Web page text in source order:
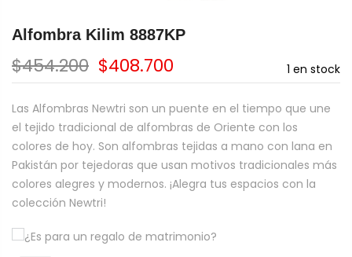
Alfombra Kilim 8887KP
1 en stock
$454.200 $408.700
Las Alfombras Newtri son un puente en el tiempo que une
el tejido tradicional de alfombras de Oriente con los
colores de hoy. Son alfombras tejidas a mano con lana en
Pakistán por tejedoras que usan motivos tradicionales más
colores alegres y modernos. ¡Alegra tus espacios con la
colección Newtri!
¿Es para un regalo de matrimonio?